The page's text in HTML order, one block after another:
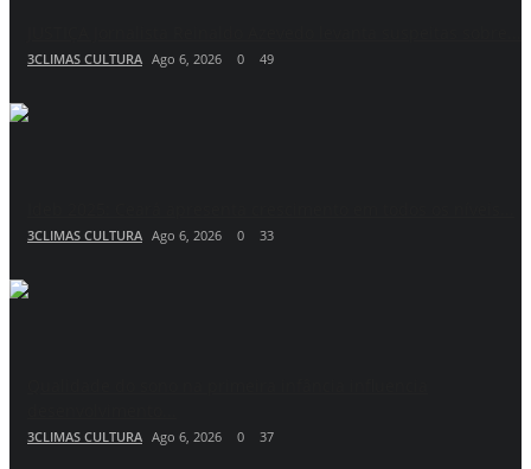
3CLIMAS CULTURA Ago 6, 2026 0 49
3CLIMAS CULTURA Ago 6, 2026 0 33
3CLIMAS CULTURA Ago 6, 2026 0 37